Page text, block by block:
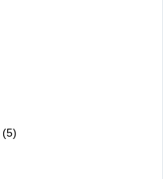
(5)